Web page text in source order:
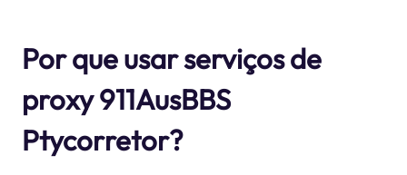
Por que usar serviços de
proxy 911AusBBS
Ptycorretor?